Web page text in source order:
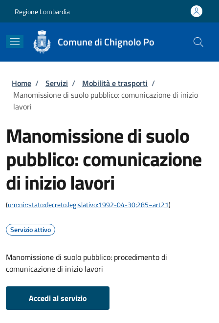
Regione Lombardia
Comune di Chignolo Po
Briciole di pane
Home / Servizi / Mobilità e trasporti /
Manomissione di suolo pubblico: comunicazione di inizio
lavori
Manomissione di suolo
pubblico: comunicazione
di inizio lavori
(urn:nir:stato:decreto.legislativo:1992-04-30;285~art21)
Servizio attivo
Manomissione di suolo pubblico: procedimento di
comunicazione di inizio lavori
Accedi al servizio